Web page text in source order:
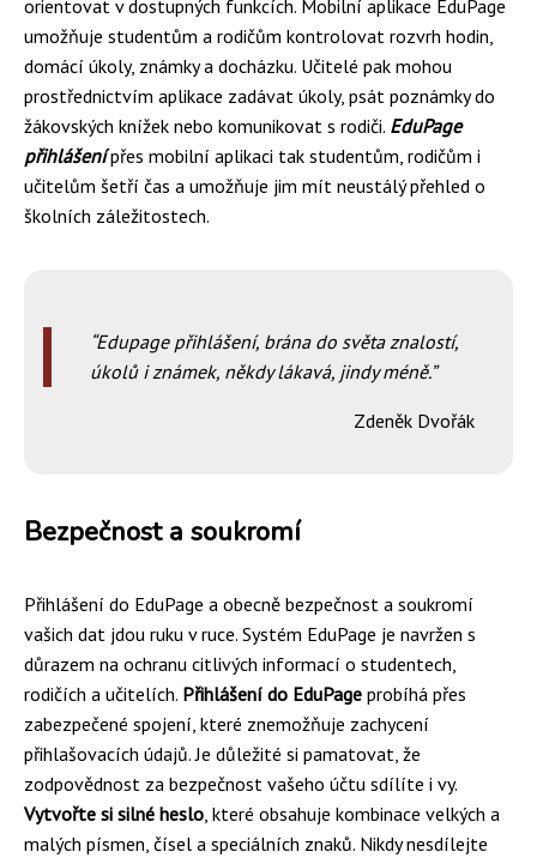
orientovat v dostupných funkcích. Mobilní aplikace EduPage
umožňuje studentům a rodičům kontrolovat rozvrh hodin,
domácí úkoly, známky a docházku. Učitelé pak mohou
prostřednictvím aplikace zadávat úkoly, psát poznámky do
žákovských knížek nebo komunikovat s rodiči. EduPage
přihlášenípřes mobilní aplikaci tak studentům, rodičům i
učitelům šetří čas a umožňuje jim mít neustálý přehled o
školních záležitostech.
Edupage přihlášení, brána do světa znalostí,
úkolů i známek, někdy lákavá, jindy méně.
Zdeněk Dvořák
Bezpečnost a soukromí
Přihlášení do EduPage a obecně bezpečnost a soukromí
vašich dat jdou ruku v ruce. Systém EduPage je navržen s
důrazem na ochranu citlivých informací o studentech,
rodičích a učitelích. Přihlášení do EduPage probíhá přes
zabezpečené spojení, které znemožňuje zachycení
přihlašovacích údajů. Je důležité si pamatovat, že
zodpovědnost za bezpečnost vašeho účtu sdílíte i vy.
Vytvořte si silné heslo, které obsahuje kombinace velkých a
malých písmen, čísel a speciálních znaků. Nikdy nesdílejte